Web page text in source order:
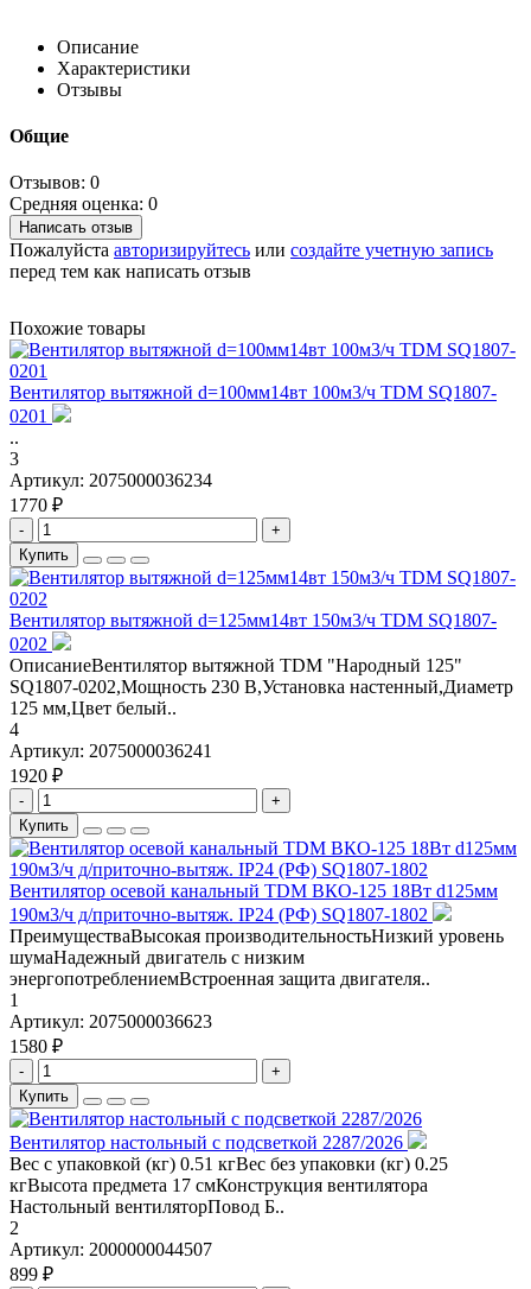
Описание
Характеристики
Отзывы
Общие
Отзывов: 0
Средняя оценка: 0
Написать отзыв
Пожалуйста авторизируйтесь или создайте учетную запись
перед тем как написать отзыв
Похожие товары
Вентилятор вытяжной d=100мм14вт 100м3/ч TDM SQ1807-
0201
..
3
Артикул: 2075000036234
1770 ₽
-
+
Купить
Вентилятор вытяжной d=125мм14вт 150м3/ч TDM SQ1807-
0202
ОписаниеВентилятор вытяжной TDM "Народный 125"
SQ1807-0202,Мощность 230 В,Установка настенный,Диаметр
125 мм,Цвет белый..
4
Артикул: 2075000036241
1920 ₽
-
+
Купить
Вентилятор осевой канальный TDM ВКО-125 18Вт d125мм
190м3/ч д/приточно-вытяж. IP24 (РФ) SQ1807-1802
ПреимуществаВысокая производительностьНизкий уровень
шумаНадежный двигатель с низким
энергопотреблениемВстроенная защита двигателя..
1
Артикул: 2075000036623
1580 ₽
-
+
Купить
Вентилятор настольный с подсветкой 2287/2026
Вес с упаковкой (кг) 0.51 кгВес без упаковки (кг) 0.25
кгВысота предмета 17 смКонструкция вентилятора
Настольный вентиляторПовод Б..
2
Артикул: 2000000044507
899 ₽